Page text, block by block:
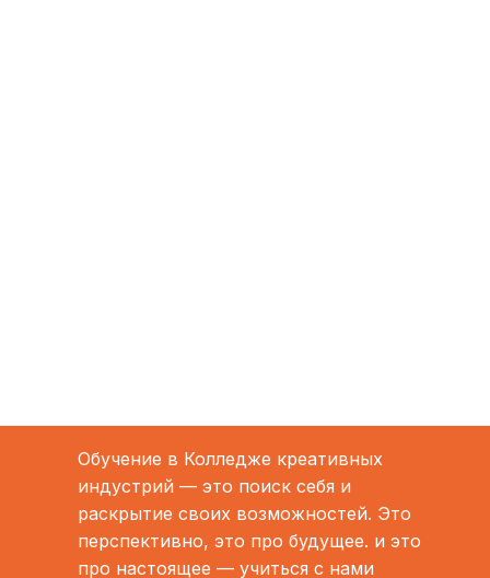
Обучение в Колледже креативных
индустрий — это поиск себя и
раскрытие своих возможностей. Это
перспективно, это про будущее. и это
про настоящее — учиться с нами